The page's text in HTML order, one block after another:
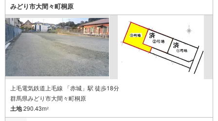
みどり市大間々町桐原
上毛電気鉄道上毛線 「赤城」駅 徒歩18分
群馬県みどり市大間々町桐原
土地290.43m2